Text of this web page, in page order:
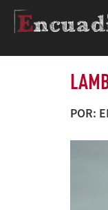
POR: